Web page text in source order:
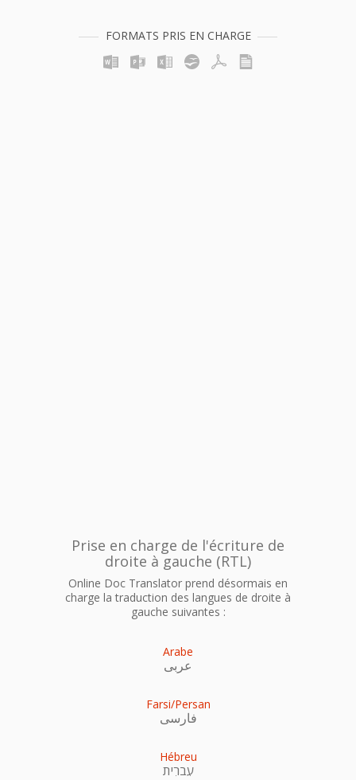
FORMATS PRIS EN CHARGE
Prise en charge de l'écriture de
droite à gauche (RTL)
Online Doc Translator prend désormais en
charge la traduction des langues de droite à
gauche suivantes :
Arabe
عربى
Farsi/Persan
فارسی
Hébreu
עִברִית